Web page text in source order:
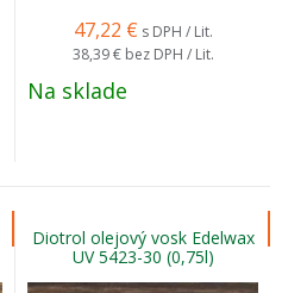
47,22 € s DPH / Lit.
38,39 € bez DPH / Lit.
Na sklade
Diotrol olejový vosk Edelwax
UV 5423-30 (0,75l)